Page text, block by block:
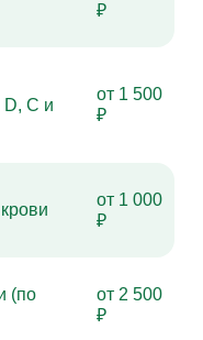
₽
C и
от 1 500
₽
от 1 000
₽
(по
от 2 500
₽